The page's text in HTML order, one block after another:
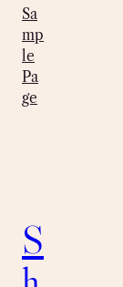
Sa
mp
le
Pa
ge
S